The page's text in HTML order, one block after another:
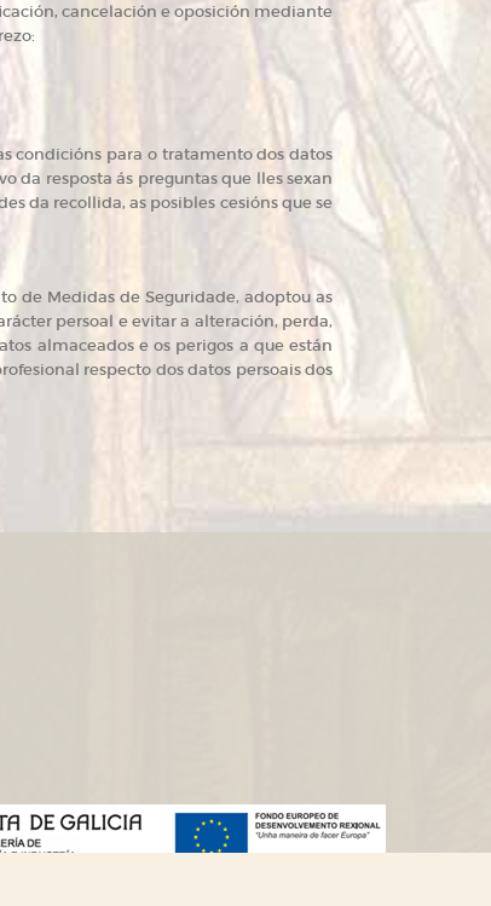
cancelación e oposición mediante
condicións para o tratamento dos datos
da resposta ás preguntas que lles sexan
da recollida, as posibles cesións que se
de Medidas de Seguridade, adoptou as
persoal e evitar a alteración, perda,
almaceados e os perigos a que están
respecto dos datos persoais dos